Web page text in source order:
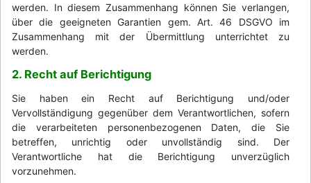
werden. In diesem Zusammenhang können Sie verlangen,
über die geeigneten Garantien gem. Art. 46 DSGVO im
Zusammenhang mit der Übermittlung unterrichtet zu
werden.
2. Recht auf Berichtigung
Sie haben ein Recht auf Berichtigung und/oder
Vervollständigung gegenüber dem Verantwortlichen, sofern
die verarbeiteten personenbezogenen Daten, die Sie
betreffen, unrichtig oder unvollständig sind. Der
Verantwortliche hat die Berichtigung unverzüglich
vorzunehmen.